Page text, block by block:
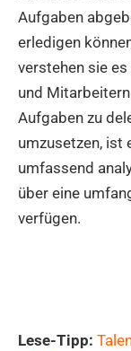
Aufgaben
erledigen
verstehen sie
und
Aufgaben zu
umzusetzen, ist
umfassend
über eine
verfügen.
Lese-Tipp: